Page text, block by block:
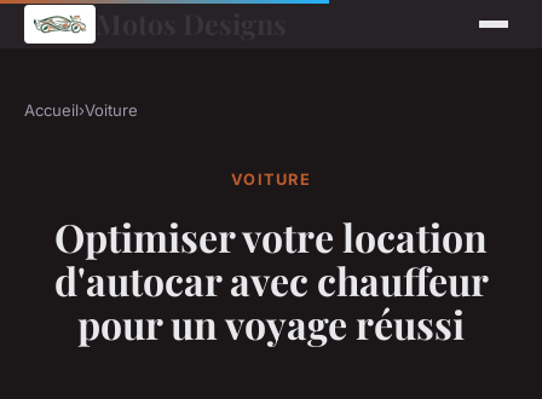
Accueil›Voiture
VOITURE
Optimiser votre location
d'autocar avec chauffeur
pour un voyage réussi